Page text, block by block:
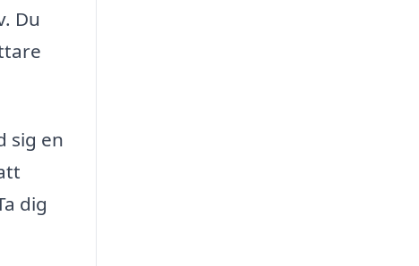
Du
sig en
dig